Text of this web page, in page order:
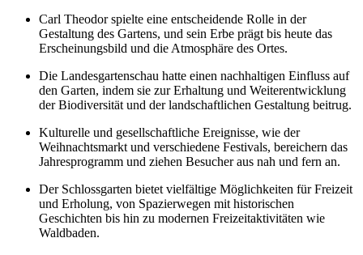
Carl Theodor spielte eine entscheidende Rolle in der
Gestaltung des Gartens, und sein Erbe prägt bis heute das
Erscheinungsbild und die Atmosphäre des Ortes.
Die Landesgartenschau hatte einen nachhaltigen Einfluss auf
den Garten, indem sie zur Erhaltung und Weiterentwicklung
der Biodiversität und der landschaftlichen Gestaltung beitrug.
Kulturelle und gesellschaftliche Ereignisse, wie der
Weihnachtsmarkt und verschiedene Festivals, bereichern das
Jahresprogramm und ziehen Besucher aus nah und fern an.
Der Schlossgarten bietet vielfältige Möglichkeiten für Freizeit
und Erholung, von Spazierwegen mit historischen
Geschichten bis hin zu modernen Freizeitaktivitäten wie
Waldbaden.